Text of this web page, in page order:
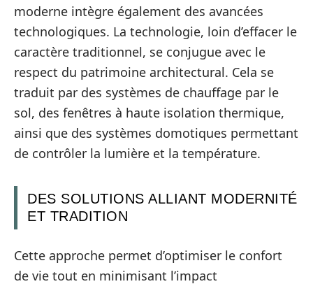
moderne intègre également des avancées
technologiques. La technologie, loin d’effacer le
caractère traditionnel, se conjugue avec le
respect du patrimoine architectural. Cela se
traduit par des systèmes de chauffage par le
sol, des fenêtres à haute isolation thermique,
ainsi que des systèmes domotiques permettant
de contrôler la lumière et la température.
DES SOLUTIONS ALLIANT MODERNITÉ
ET TRADITION
Cette approche permet d’optimiser le confort
de vie tout en minimisant l’impact